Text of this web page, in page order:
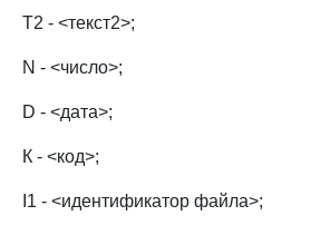
Т2 - <текст2>;
N - <число>;
D - <дата>;
К - <код>;
I1 - <идентификатор файла>;